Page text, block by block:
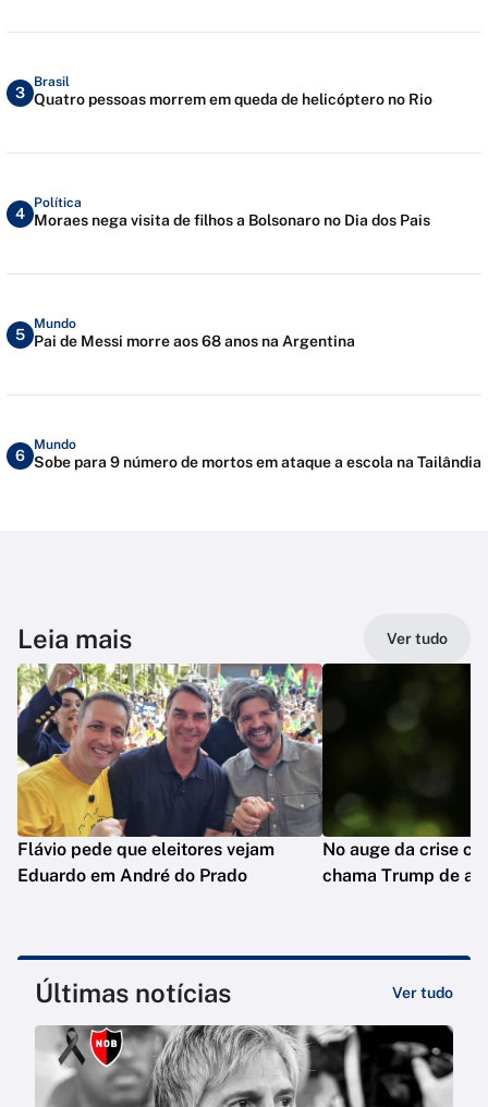
3
Brasil
Quatro pessoas morrem em queda de helicóptero no Rio
4
Política
Moraes nega visita de filhos a Bolsonaro no Dia dos Pais
5
Mundo
Pai de Messi morre aos 68 anos na Argentina
6
Mundo
Sobe para 9 número de mortos em ataque a escola na Tailândia
Leia mais Ver tudo
Flávio pede que eleitores vejam
Eduardo em André do Prado
No auge da crise
chama Trump de
Últimas notícias Ver tudo